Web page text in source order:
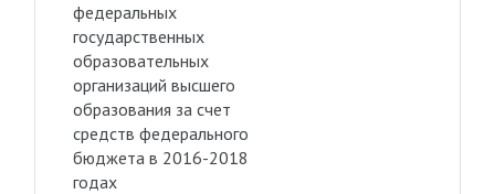
федеральных
государственных
образовательных
организаций высшего
образования за счет
средств федерального
бюджета в 2016-2018
годах